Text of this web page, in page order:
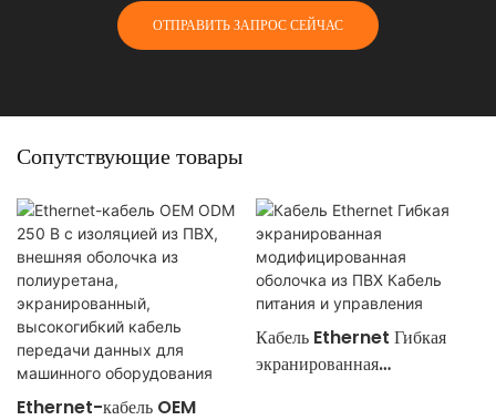
ОТПРАВИТЬ ЗАПРОС СЕЙЧАС
Сопутствующие товары
Ethernet-кабель OEM
Кабель Ethernet Гибкая
экранированная